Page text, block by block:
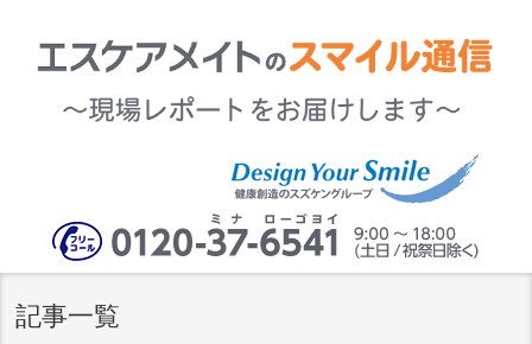
記事一覧